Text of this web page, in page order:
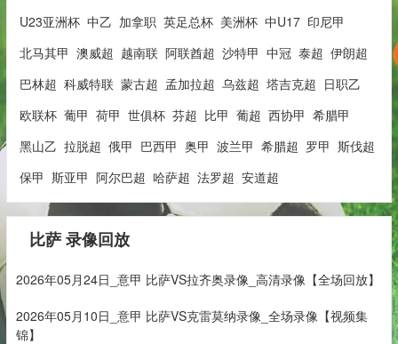
U23亚洲杯 中乙 加拿职 英足总杯 美洲杯 中U17 印尼甲
北马其甲 澳威超 越南联 阿联酋超 沙特甲 中冠 泰超 伊朗超
巴林超 科威特联 蒙古超 孟加拉超 乌兹超 塔吉克超 日职乙
欧联杯 葡甲 荷甲 世俱杯 芬超 比甲 葡超 西协甲 希腊甲
黑山乙 拉脱超 俄甲 巴西甲 奥甲 波兰甲 希腊超 罗甲 斯伐超
保甲 斯亚甲 阿尔巴超 哈萨超 法罗超 安道超
比萨 录像回放
2026年05月24日_意甲 比萨VS拉齐奥录像_高清录像【全场回放】
2026年05月10日_意甲 比萨VS克雷莫纳录像_全场录像【视频集
锦】